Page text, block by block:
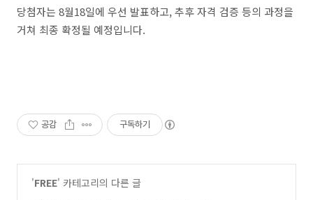
당첨자는 8월18일에 우선 발표하고, 추후 자격 검증 등의 과정을
거쳐 최종 확정될 예정입니다.
공감 구독하기
'FREE' 카테고리의 다른 글